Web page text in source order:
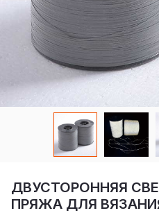
О КИНАССТАРС
Новый продукт
Сертификат
Каталог
ДВУСТОРОННЯЯ
ПРЯЖА ДЛЯ